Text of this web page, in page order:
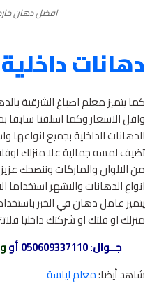
افضل دهان
دهانات
كما يتميز معلم اصباغ الشرقية
واقل الاسعار وكما اسلفنا
الدهانات الداخلية بجميع انواعها
تضيف لمسه جمالية علا منزلك
من الالوان والماركات وننصحك
انواع الدهانات والاشهر استخداما
يتميز عامل دهان في الخبر
منزلك او فلتك او شركتك داخليا
جــوال:050609337110 أو
شاهد أيضا:معلم لياسة